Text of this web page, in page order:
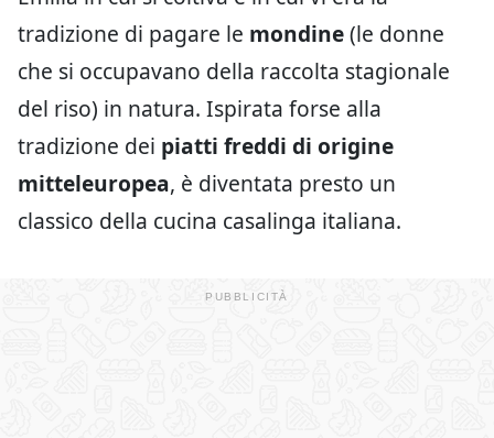
tradizione di pagare le mondine(le donne
che si occupavano della raccolta stagionale
del riso) in natura. Ispirata forse alla
tradizione dei piatti freddi di origine
mitteleuropea, è diventata presto un
classico della cucina casalinga italiana.